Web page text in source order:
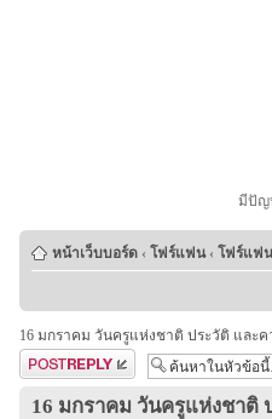
มีปัญ
หน้าเว็บบอร์ด ‹ โฟร์แฟน ‹ โฟร์แฟน
16 มกราคม วันครูแห่งชาติ ประวัติ และ
ตอบกระทู้
16 มกราคม วันครูแห่งชาติ